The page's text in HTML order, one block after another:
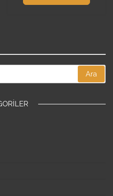
Ara